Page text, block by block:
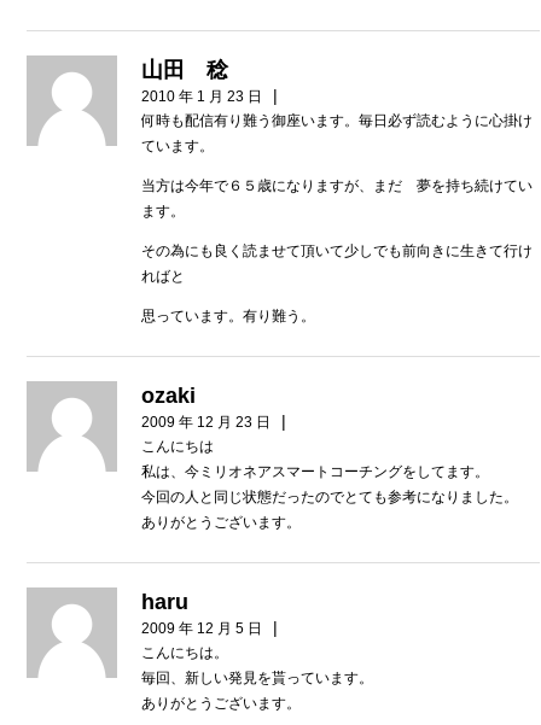
山田 稔
2010 年 1 月 23 日 |
何時も配信有り難う御座います。毎日必ず読むように心掛け
ています。
当方は今年で６５歳になりますが、まだ 夢を持ち続けてい
ます。
その為にも良く読ませて頂いて少しでも前向きに生きて行け
ればと
思っています。有り難う。
ozaki
2009 年 12 月 23 日 |
こんにちは
私は、今ミリオネアスマートコーチングをしてます。
今回の人と同じ状態だったのでとても参考になりました。
ありがとうございます。
haru
2009 年 12 月 5 日 |
こんにちは。
毎回、新しい発見を貰っています。
ありがとうございます。